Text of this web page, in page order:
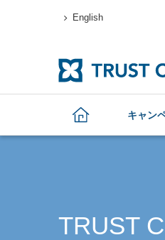
English
キャン
TRUST